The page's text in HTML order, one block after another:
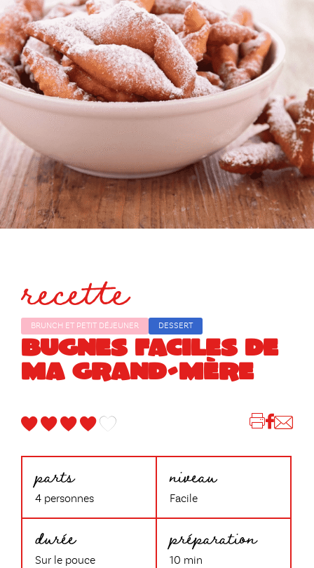
recette
BRUNCH ET PETIT DÉJEUNER DESSERT
BUGNES FACILES DE
MA GRAND-MÈRE
parts
4 personnes
niveau
Facile
durée
Sur le pouce
préparation
10 min